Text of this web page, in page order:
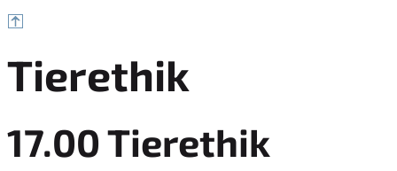
Tierethik
17.00 Tierethik